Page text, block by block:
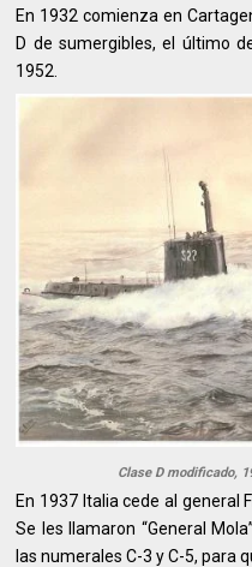
En 1932 comienza en
D de sumergibles, el último
1952.
Clase D modificado,
En 1937 Italia cede al general
Se les llamaron “General
las numerales C-3 y C-5, para